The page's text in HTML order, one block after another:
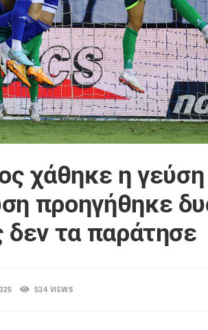
χάθηκε η
προηγήθηκε
δεν τα παράτησε
534 VIEWS